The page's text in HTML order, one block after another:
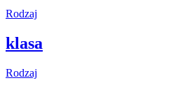
Rodzaj
klasa
Rodzaj